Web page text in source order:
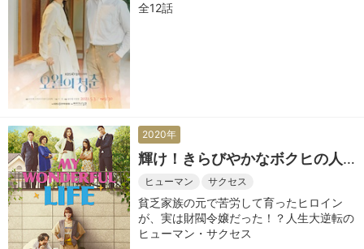
全12話
2020年
輝け！きらびやかなボクヒの人
生
ヒューマン サクセス
貧乏家族の元で苦労して育ったヒロイン
が、実は財閥令嬢だった！？人生大逆転の
ヒューマン・サクセス